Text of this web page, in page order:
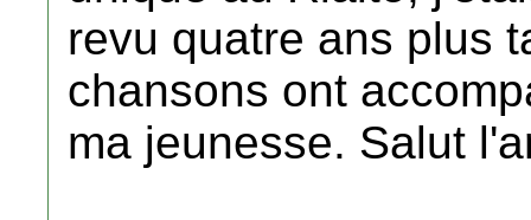
revu quatre ans plus
chansons ont
ma jeunesse. Salut